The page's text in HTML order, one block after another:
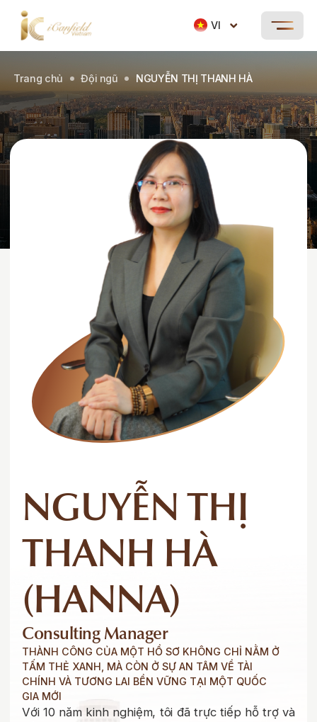
VI
Trang chủ Đội ngũ NGUYỄN THỊ THANH HÀ
NGUYỄN THỊ
THANH HÀ
(HANNA)
Consulting Manager
THÀNH CÔNG CỦA MỘT HỒ SƠ KHÔNG CHỈ NẰM Ở
TẤM THẺ XANH, MÀ CÒN Ở SỰ AN TÂM VỀ TÀI
CHÍNH VÀ TƯƠNG LAI BỀN VỮNG TẠI MỘT QUỐC
GIA MỚI
Với 10 năm kinh nghiệm, tôi đã trực tiếp hỗ trợ và